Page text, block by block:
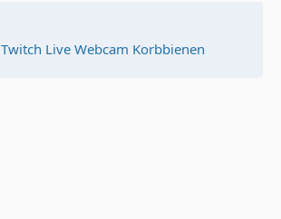
Twitch Live Webcam Korbbienen